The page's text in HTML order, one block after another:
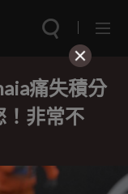
痛失積分
！非常不